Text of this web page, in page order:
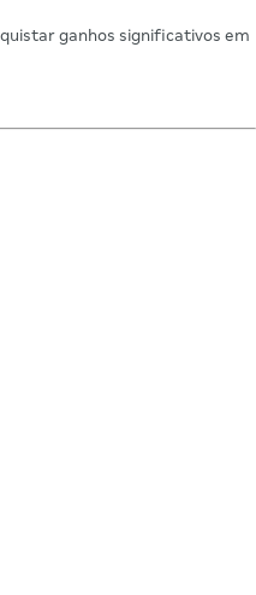
ganhos significativos em